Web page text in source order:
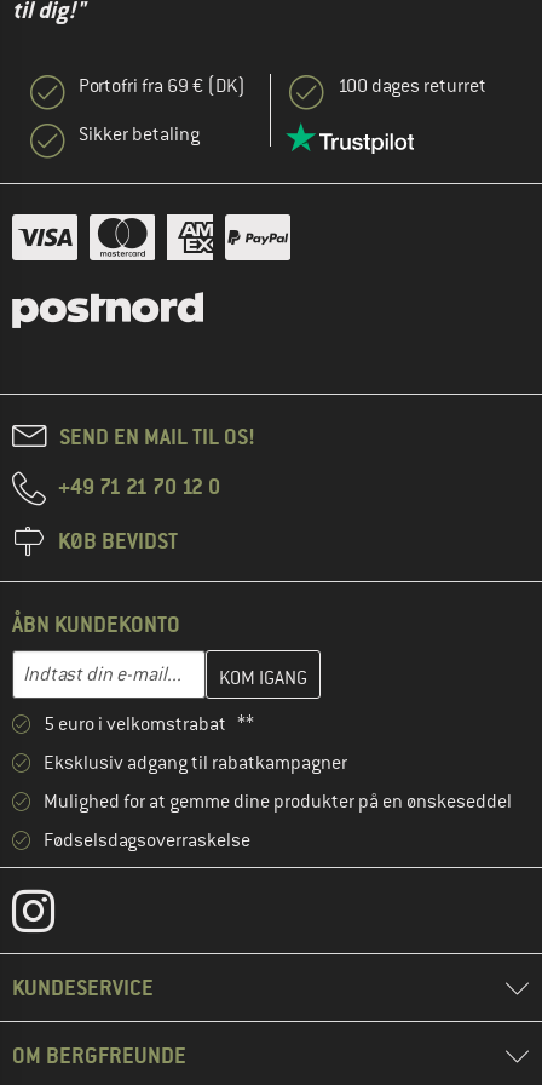
til dig!"
Portofri fra 69 € (DK)
Sikker betaling
100 dages returret
SEND EN MAIL TIL OS!
+49 71 21 70 12 0
KØB BEVIDST
ÅBN KUNDEKONTO
E-mail-adresse
Indtast din e-mailadresse her, og opret i næste trin din
5 euro i velkomstrabat **
Eksklusiv adgang til rabatkampagner
Mulighed for at gemme dine produkter på en ønskeseddel
Fødselsdagsoverraskelse
KUNDESERVICE
OM BERGFREUNDE